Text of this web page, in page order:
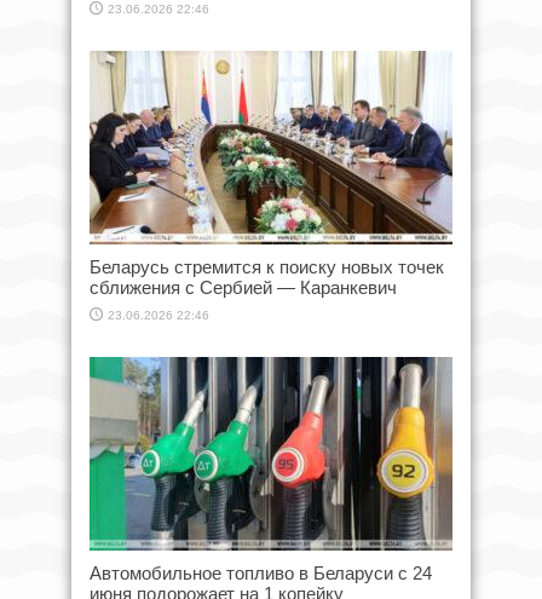
23.06.2026 22:46
Беларусь стремится к поиску новых точек
сближения с Сербией — Каранкевич
23.06.2026 22:46
Автомобильное топливо в Беларуси с 24
июня подорожает на 1 копейку